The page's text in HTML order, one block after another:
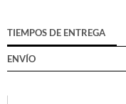
TIEMPOS DE ENTREGA
ENVÍO